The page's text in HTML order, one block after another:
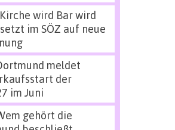
Kirche wird Bar wird
im SÖZ auf neue
meldet
der
im Juni
gehört die